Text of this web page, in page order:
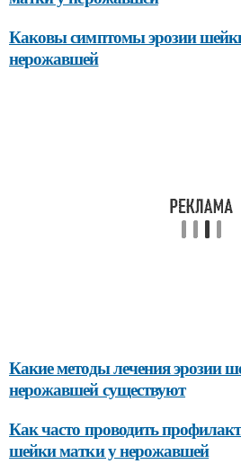
Каковы симптомы эрозии
нерожавшей
Какие методы лечения эрозии
нерожавшей существуют
Как часто проводить
шейки матки у нерожавшей